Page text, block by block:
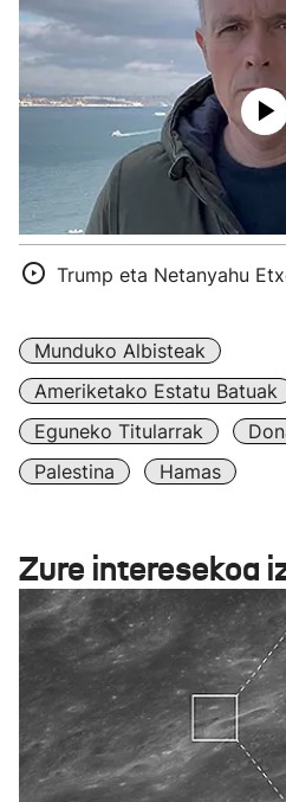
Trump eta Netanyahu
Munduko Albisteak
Ameriketako Estatu Batuak
Eguneko Titularrak
Palestina
Hamas
Zure interesekoa